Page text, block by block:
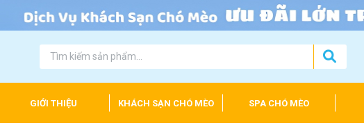
GIỚI THIỆU KHÁCH SẠN CHÓ MÈO SPA CHÓ MÈO